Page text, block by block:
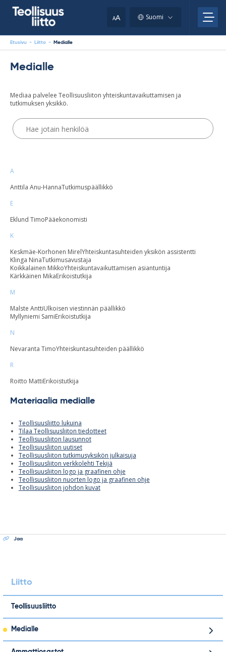
AA Suomi
Etusivu - Liitto - Medialle
Liitto
Teollisuusliitto
Medialle
Medialle
Mediaa palvelee Teollisuusliiton yhteiskuntavaikuttamisen ja
tutkimuksen yksikkö.
Hae
yhteystiedoista
A
Anttila Anu-HannaTutkimuspäällikkö
E
Eklund TimoPääekonomisti
K
Keskmäe-Korhonen MirelYhteiskuntasuhteiden yksikön assistentti
Klinga NinaTutkimusavustaja
Koikkalainen MikkoYhteiskuntavaikuttamisen asiantuntija
Kärkkäinen MikaErikoistutkija
M
Malste AnttiUlkoisen viestinnän päällikkö
Myllyniemi SamiErikoistutkija
N
Nevaranta TimoYhteiskuntasuhteiden päällikkö
R
Roitto MattiErikoistutkija
Materiaalia medialle
Teollisuusliitto lukuina
Tilaa Teollisuusliiton tiedotteet
Teollisuusliiton lausunnot
Teollisuusliiton uutiset
Teollisuusliiton tutkimusyksikön julkaisuja
Teollisuusliiton verkkolehti Tekijä
Teollisuusliiton logo ja graafinen ohje
Teollisuusliiton nuorten logo ja graafinen ohje
Teollisuusliiton johdon kuvat
Jaa
clipboard.)